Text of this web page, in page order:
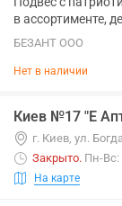
в ассортименте,
БЕЗАНТ ООО
Нет в наличии
Киев №17 "Е
г. Киев, ул.
Закрыто. Пн-Вс:
На карте